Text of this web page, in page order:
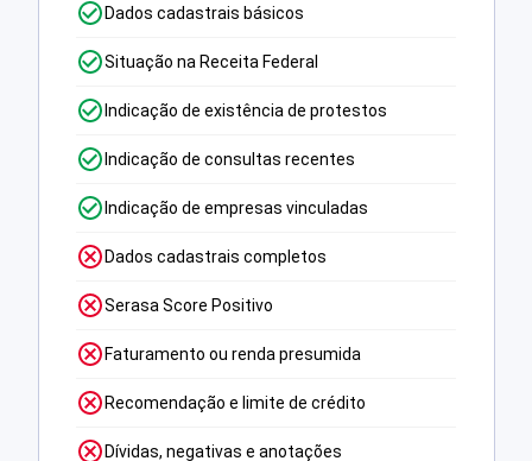
Dados cadastrais básicos
Situação na Receita Federal
Indicação de existência de protestos
Indicação de consultas recentes
Indicação de empresas vinculadas
Dados cadastrais completos
Serasa Score Positivo
Faturamento ou renda presumida
Recomendação e limite de crédito
Dívidas, negativas e anotações